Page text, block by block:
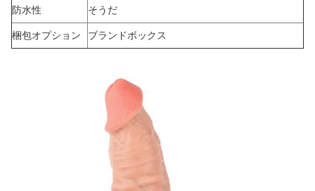
防水性
そうだ
梱包オプション ブランドボックス